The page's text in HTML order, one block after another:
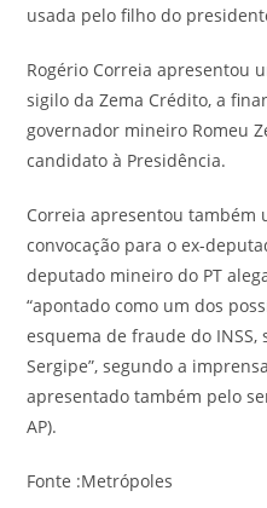
usada pelo filho do
Rogério Correia apresentou
sigilo da Zema Crédito, a
governador mineiro Romeu
candidato à Presidência.
Correia apresentou também
convocação para o ex-
deputado mineiro do PT
“apontado como um dos
esquema de fraude do
Sergipe”, segundo a
apresentado também pelo
AP).
Fonte :Metrópoles